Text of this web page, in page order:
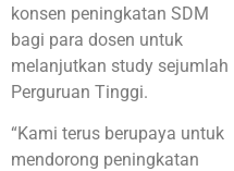
konsen peningkatan SDM
bagi para dosen untuk
melanjutkan study sejumlah
Perguruan Tinggi.
“Kami terus berupaya untuk
mendorong peningkatan